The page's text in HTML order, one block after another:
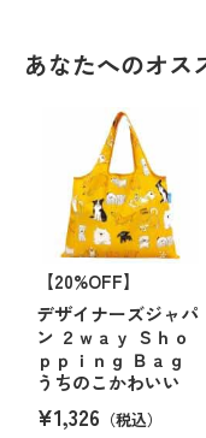
あなたへのオス
【20%OFF】
デザイナーズジャパ
ン ２ｗａｙ Ｓｈｏ
ｐｐｉｎｇ Ｂａｇ
うちのこかわいい
¥1,326 （税込）